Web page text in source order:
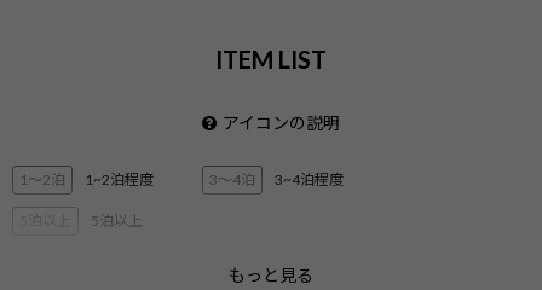
ITEM LIST
アイコンの説明
1〜2泊 1~2泊程度 3〜4泊 3~4泊程度
5泊以上
もっと見る